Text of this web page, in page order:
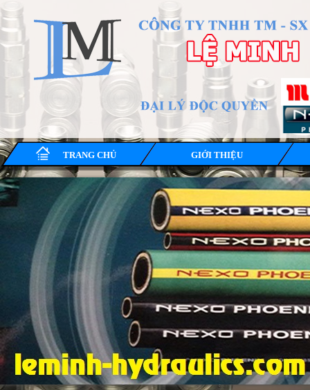
TRANG CHỦ GIỚI THIỆU
Ống thủy lực NEXO PHOENIX